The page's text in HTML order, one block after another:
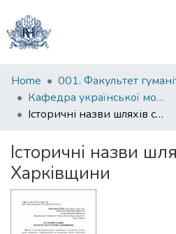
Communities
&
Collections
Statistics
Home
Кафедра української мови
Історичні назви шляхів сполучення Харківщини
Історичні назви
Харківщини